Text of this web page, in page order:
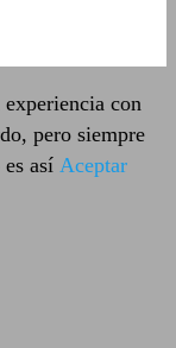
con
pero siempre
así Aceptar